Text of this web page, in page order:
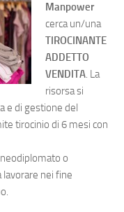
Manpower
cerca un/una
TIROCINANTE
ADDETTO
VENDITA. La
risorsa si
e di gestione del
tirocinio di 6 mesi con
o
nei fine